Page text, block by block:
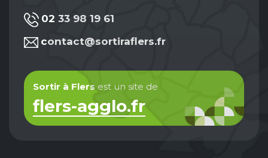
02 33 98 19 61
contact@sortiraflers.fr
Sortir à Flers est un site de
flers-agglo.fr